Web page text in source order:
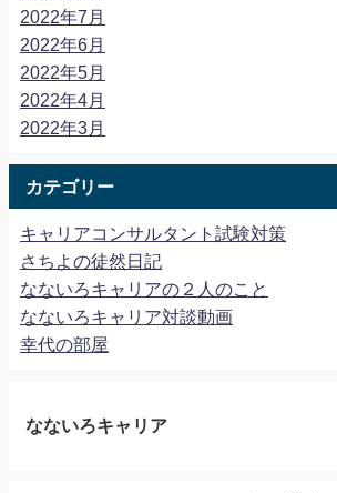
2022年7月
2022年6月
2022年5月
2022年4月
2022年3月
カテゴリー
キャリアコンサルタント試験対策
さちよの徒然日記
なないろキャリアの２人のこと
なないろキャリア対談動画
幸代の部屋
なないろキャリア